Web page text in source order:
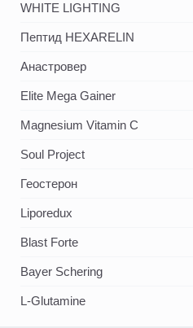
WHITE LIGHTING
Пептид HEXARELIN
Анастровер
Elite Mega Gainer
Magnesium Vitamin C
Soul Project
Геостерон
Liporedux
Blast Forte
Bayer Schering
L-Glutamine